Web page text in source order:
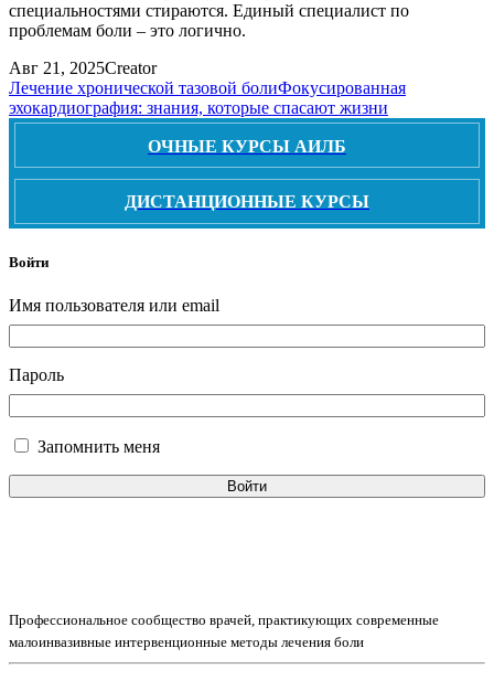
специальностями стираются. Единый специалист по
проблемам боли – это логично.
Авг 21, 2025Creator
Лечение хронической тазовой болиФокусированная
эхокардиография: знания, которые спасают жизни
ОЧНЫЕ КУРСЫ АИЛБ
ДИСТАНЦИОННЫЕ КУРСЫ
Войти
Имя пользователя или email
Пароль
Запомнить меня
Войти
Профессиональное сообщество врачей, практикующих современные
малоинвазивные интервенционные методы лечения боли